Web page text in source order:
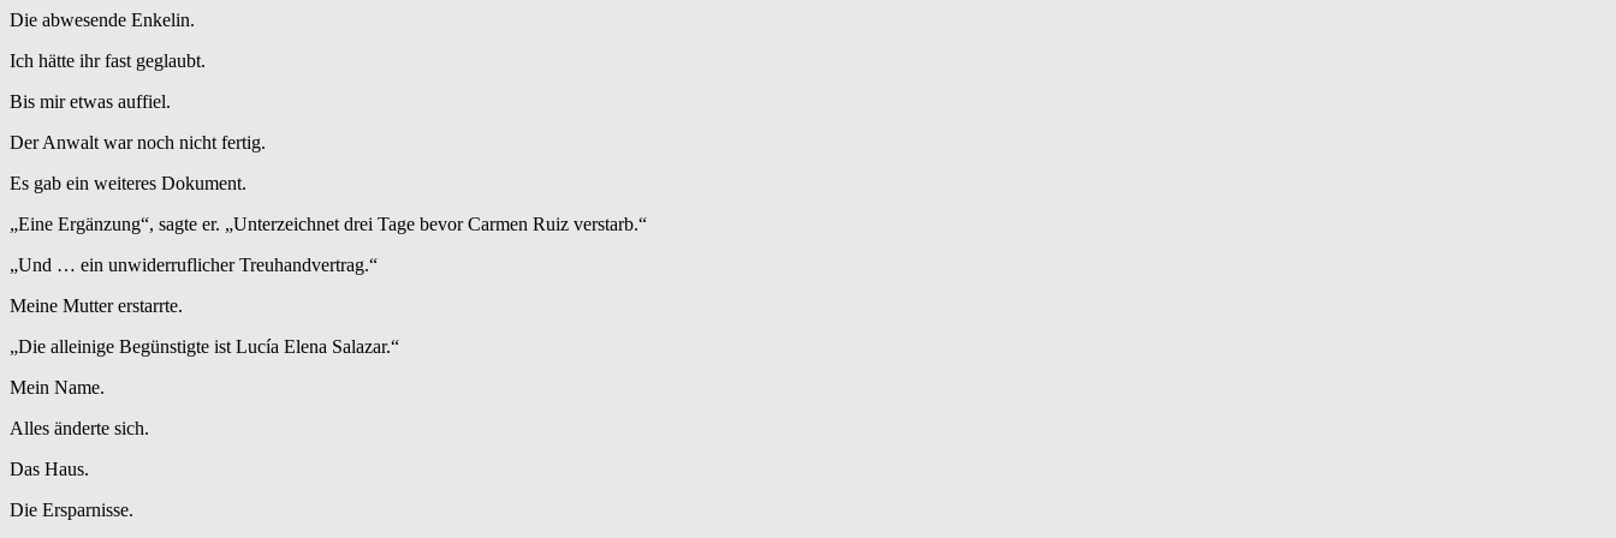
Die abwesende Enkelin.
Ich hätte ihr fast geglaubt.
Bis mir etwas auffiel.
Der Anwalt war noch nicht fertig.
Es gab ein weiteres Dokument.
„Eine Ergänzung“, sagte er. „Unterzeichnet drei Tage bevor Carmen Ruiz verstarb.“
„Und … ein unwiderruflicher Treuhandvertrag.“
Meine Mutter erstarrte.
„Die alleinige Begünstigte ist Lucía Elena Salazar.“
Mein Name.
Alles änderte sich.
Das Haus.
Die Ersparnisse.